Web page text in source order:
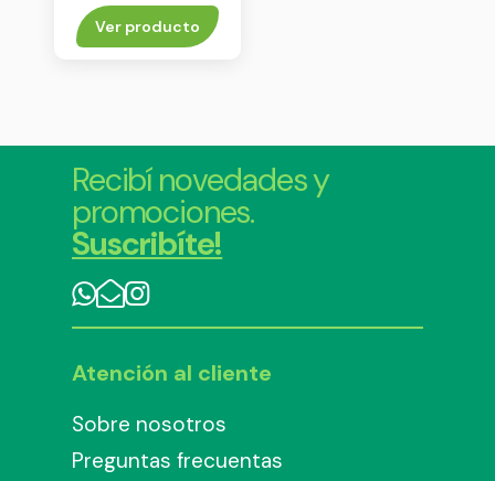
Ver producto
Recibí novedades y
promociones.
Suscribíte!
Atención al cliente
Sobre nosotros
Preguntas frecuentas